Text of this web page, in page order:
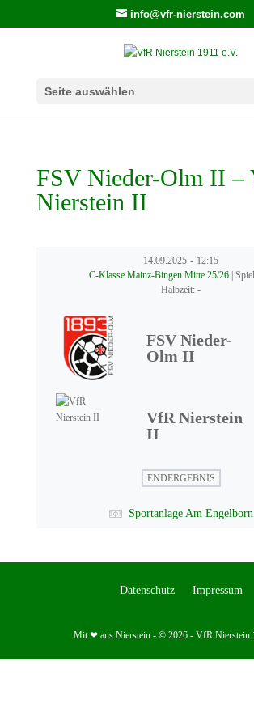
info@vfr-nierstein.com
Seite auswählen
FSV Nieder-Olm II –
Nierstein II
14.09.2025 - 12:15
C-Klasse Mainz-Bingen Mitte 25/26 |
Halbzeit: -
FSV Nieder-
Olm II
VfR Nierstein
II
ENDERGEBNIS
Sportanlage Am Engelborn
Datenschutz Impressum
Mit ❤ aus Nierstein - © 2026 - VfR Nierstein